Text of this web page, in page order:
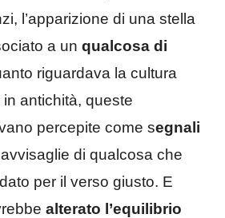
l’apparizione di una stella
a un qualcosa di
riguardava la cultura
antichità, queste
percepite come segnali
di qualcosa che
per il verso giusto. E
alterato l’equilibrio